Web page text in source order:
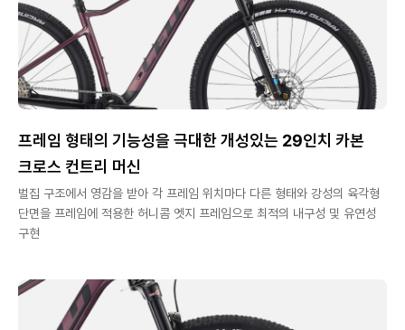
프레임 형태의 기능성을 극대한 개성있는 29인치 카본
크로스 컨트리 머신
벌집 구조에서 영감을 받아 각 프레임 위치마다 다른 형태와 강성의 육각형
단면을 프레임에 적용한 허니콤 엣지 프레임으로 최적의 내구성 및 유연성
구현